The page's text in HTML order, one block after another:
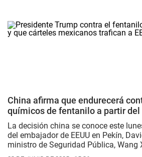
China afirma que endurecerá
químicos de fentanilo a partir
La decisión china se conoce este
del embajador de EEUU en Pekín,
ministro de Seguridad Pública, Wang